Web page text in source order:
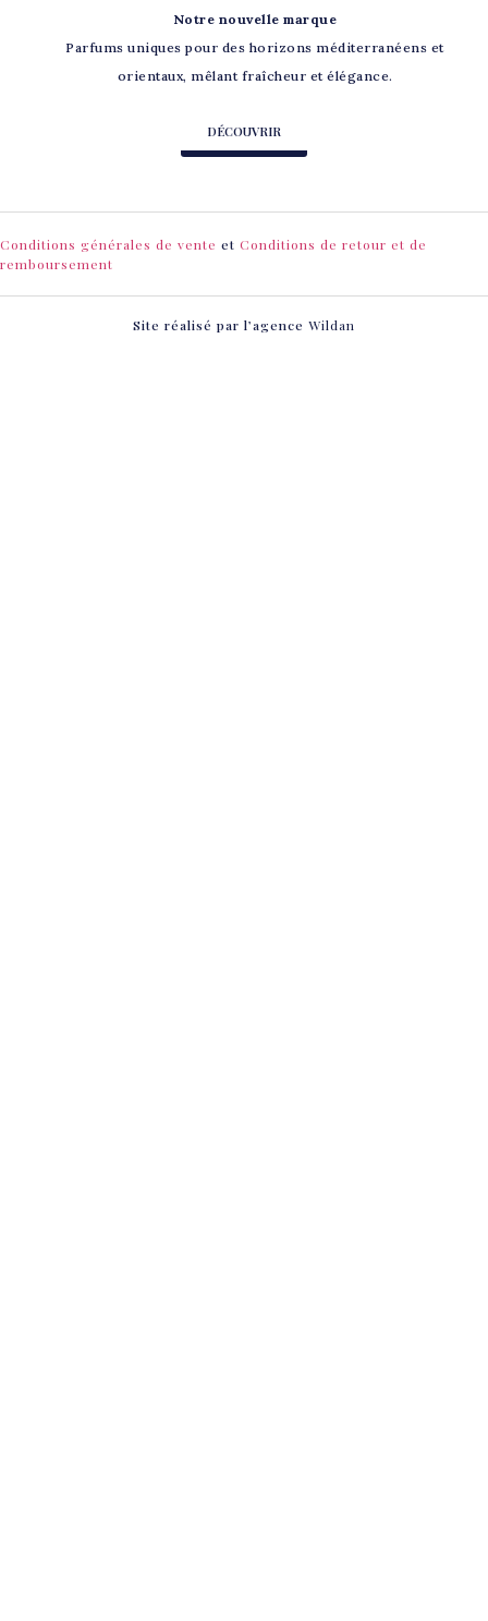
Notre nouvelle marque
Parfums uniques pour des horizons méditerranéens et
orientaux, mêlant fraîcheur et élégance.
DÉCOUVRIR
Conditions générales de vente et Conditions de retour et de
remboursement
Site réalisé par l’agence Wildan